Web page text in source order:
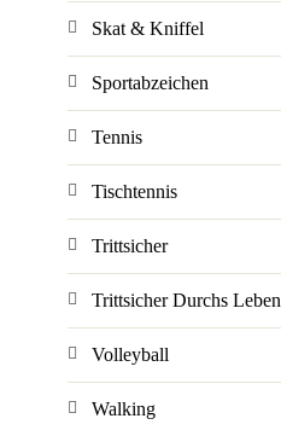
Skat & Kniffel
Sportabzeichen
Tennis
Tischtennis
Trittsicher
Trittsicher Durchs Leben
Volleyball
Walking